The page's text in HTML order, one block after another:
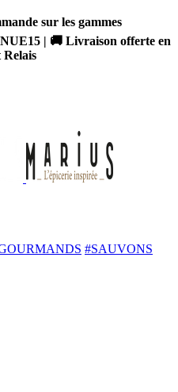
sur les gammes
| 🚚 Livraison offerte en
Relais
#SAUVONS